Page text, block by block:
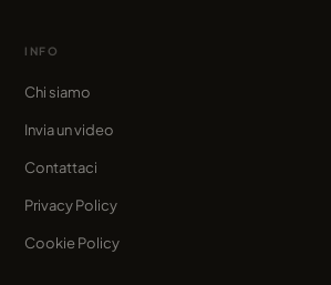
INFO
Chi siamo
Invia un video
Contattaci
Privacy Policy
Cookie Policy